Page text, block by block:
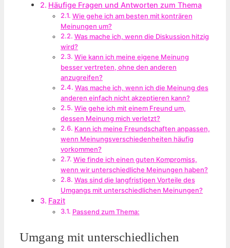
Häufige Fragen und Antworten zum Thema
Wie gehe ich am besten mit konträren
Meinungen um?
Was mache ich, wenn die Diskussion hitzig
wird?
Wie kann ich meine eigene Meinung
besser vertreten, ohne den anderen
anzugreifen?
Was mache ich, wenn ich die Meinung des
anderen einfach nicht akzeptieren kann?
Wie gehe ich mit einem Freund um,
dessen Meinung mich verletzt?
Kann ich meine Freundschaften anpassen,
wenn Meinungsverschiedenheiten häufig
vorkommen?
Wie finde ich einen guten Kompromiss,
wenn wir unterschiedliche Meinungen haben?
Was sind die langfristigen Vorteile des
Umgangs mit unterschiedlichen Meinungen?
Fazit
Passend zum Thema:
Umgang mit unterschiedlichen